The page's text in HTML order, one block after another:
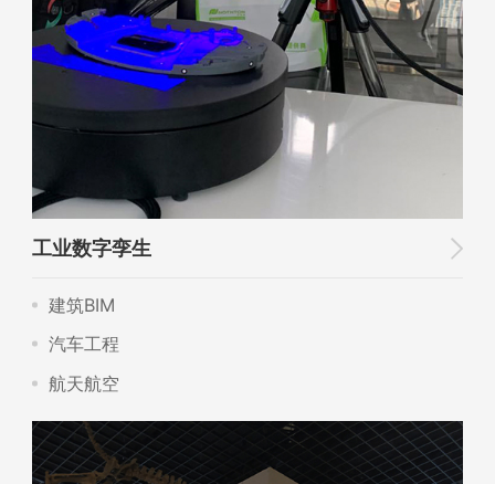
工业数字孪生
建筑BIM
汽车工程
航天航空